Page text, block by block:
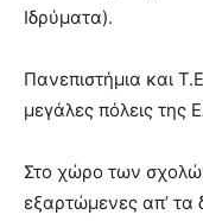
Ιδρύματα).
Πανεπιστήμια και
μεγάλες πόλεις της
Στο χώρο των
εξαρτώμενες απ’